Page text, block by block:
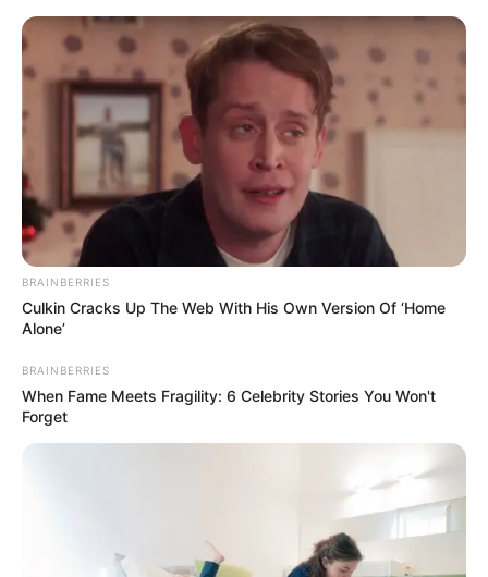
HOME
INSPIRASI
STYLE
FILM &
NGAKAK
QUOTES
HYPE
MORE
BRAINBERRIES
Culkin Cracks Up The Web With His Own Version Of ‘Home
Alone’
BRAINBERRIES
When Fame Meets Fragility: 6 Celebrity Stories You Won't
Forget